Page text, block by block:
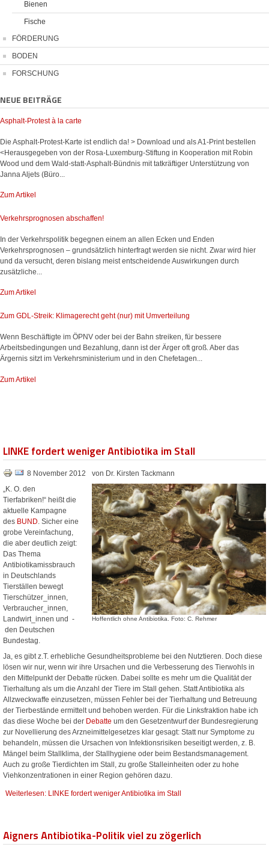
Bienen
Fische
FÖRDERUNG
BODEN
FORSCHUNG
NEUE BEITRÄGE
Asphalt-Protest à la carte
Die Asphalt-Protest-Karte ist endlich da! > Download und als A1-Print bestellen
<Herausgegeben von der Rosa-Luxemburg-Stiftung in Kooperation mit Robin
Wood und dem Wald-statt-Asphalt-Bündnis mit tatkräftiger Unterstützung von
Janna Aljets (Büro...
Zum Artikel
Verkehrsprognosen abschaffen!
In der Verkehrspolitik begegnen einem an allen Ecken und Enden
Verkehrsprognosen – grundsätzlich hinterfragt werden sie nicht. Zwar wird hier
und da versucht, deren bislang meist entscheidende Auswirkungen durch
zusätzliche...
Zum Artikel
Zum GDL-Streik: Klimagerecht geht (nur) mit Umverteilung
Wenn Beschäftigte im ÖPNV oder bei der Bahn streiken, für bessere
Arbeitsbedingungen und Bezahlung, dann ist der Ärger oft groß. Aber das
Ärgernis sitzt im Verkehrsministerium und in den Chefetagen...
Zum Artikel
LINKE fordert weniger Antibiotika im Stall
8 November 2012 von Dr. Kirsten Tackmann
Hoffentlich ohne Antibiotika. Foto: C. Rehmer
„K. O. den
Tierfabriken!“ heißt die
aktuelle Kampagne
des BUND. Sicher eine
grobe Vereinfachung,
die aber deutlich zeigt:
Das Thema
Antibiotikamissbrauch
in Deutschlands
Tierställen bewegt
Tierschützer_innen,
Verbraucher_innen,
Landwirt_innen und -
den Deutschen
Bundestag.
Ja, es gibt z.T. erhebliche Gesundheitsprobleme bei den Nutztieren. Doch diese
lösen wir nur, wenn wir ihre Ursachen und die Verbesserung des Tierwohls in
den Mittelpunkt der Debatte rücken. Dabei sollte es mehr um die Qualität der
Tierhaltung als um die Anzahl der Tiere im Stall gehen. Statt Antibiotika als
Allzweckwaffe einzusetzen, müssen Fehler bei der Tierhaltung und Betreuung
der Tierbestände ermittelt und behoben werden. Für die Linksfraktion habe ich
das diese Woche bei der Debatte um den Gesetzentwurf der Bundesregierung
zur Novellierung des Arzneimittelgesetzes klar gesagt: Statt nur Symptome zu
behandeln, müssen die Ursachen von Infektionsrisiken beseitigt werden, z. B.
Mängel beim Stallklima, der Stallhygiene oder beim Bestandsmanagement.
Auch zu große Tierdichten im Stall, zu große Stalleinheiten oder zu hohe
Viehkonzentrationen in einer Region gehören dazu.
Weiterlesen: LINKE fordert weniger Antibiotika im Stall
Aigners Antibiotika-Politik viel zu zögerlich